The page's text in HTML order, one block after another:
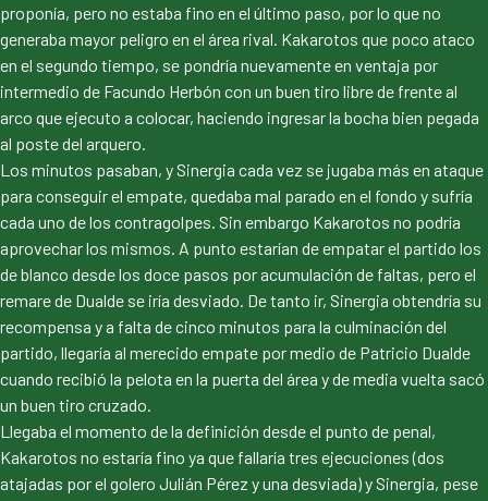
proponía, pero no estaba fino en el último paso, por lo que no
generaba mayor peligro en el área rival. Kakarotos que poco ataco
en el segundo tiempo, se pondría nuevamente en ventaja por
intermedio de Facundo Herbón con un buen tiro libre de frente al
arco que ejecuto a colocar, haciendo ingresar la bocha bien pegada
al poste del arquero.
Los minutos pasaban, y Sinergia cada vez se jugaba más en ataque
para conseguir el empate, quedaba mal parado en el fondo y sufría
cada uno de los contragolpes. Sin embargo Kakarotos no podría
aprovechar los mismos. A punto estarían de empatar el partido los
de blanco desde los doce pasos por acumulación de faltas, pero el
remare de Dualde se iría desviado. De tanto ir, Sinergia obtendría su
recompensa y a falta de cinco minutos para la culminación del
partido, llegaría al merecido empate por medio de Patricio Dualde
cuando recibió la pelota en la puerta del área y de media vuelta sacó
un buen tiro cruzado.
Llegaba el momento de la definición desde el punto de penal,
Kakarotos no estaría fino ya que fallaría tres ejecuciones (dos
atajadas por el golero Julián Pérez y una desviada) y Sinergia, pese